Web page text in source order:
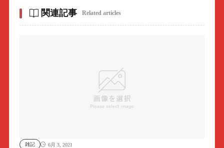
関連記事 Related articles
雑記 6月 3, 2021